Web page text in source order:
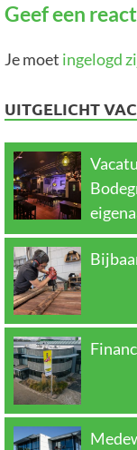
Geef een
Je moet ingelogd
UITGELICHT